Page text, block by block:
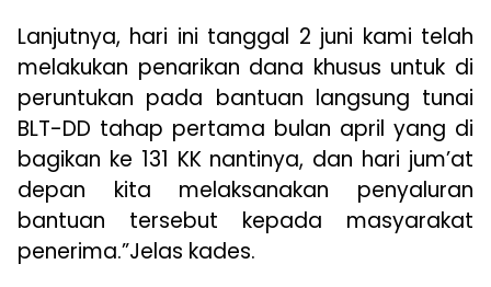
Lanjutnya, hari ini tanggal 2 juni kami telah
melakukan penarikan dana khusus untuk di
peruntukan pada bantuan langsung tunai
BLT-DD tahap pertama bulan april yang di
bagikan ke 131 KK nantinya, dan hari jum’at
depan kita melaksanakan penyaluran
bantuan tersebut kepada masyarakat
penerima.”Jelas kades.